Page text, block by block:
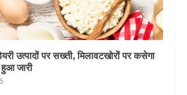
उत्पादों पर सख्ती, मिलावटखोरों पर कसेगा
जारी